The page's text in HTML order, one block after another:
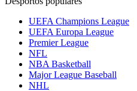
UEFA Champions League
UEFA Europa League
Premier League
NFL
NBA Basketball
Major League Baseball
NHL